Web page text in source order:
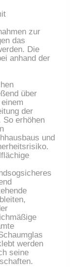
zur
das
Die
anhand der
über
der
erhöhen
und
werden
seine